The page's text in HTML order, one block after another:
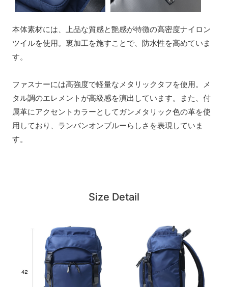
本体素材には、上品な質感と艶感が特徴の高密度ナイロン
ツイルを使用。裏加工を施すことで、防水性を高めていま
す。
ファスナーには高強度で軽量なメタリックタフを使用。メ
タル調のエレメントが高級感を演出しています。また、付
属革にアクセントカラーとしてガンメタリック色の革を使
用しており、ランバンオンブルーらしさを表現していま
す。
Size Detail